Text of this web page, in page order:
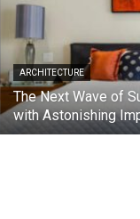
ARCHITECTURE
The Next Wave of
with Astonishing